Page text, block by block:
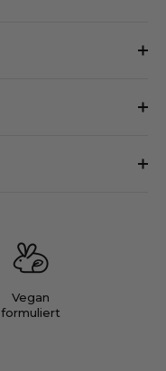
Vegan
formuliert